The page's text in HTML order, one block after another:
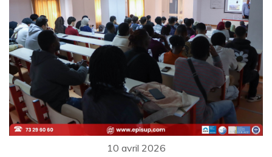
10 avril 2026